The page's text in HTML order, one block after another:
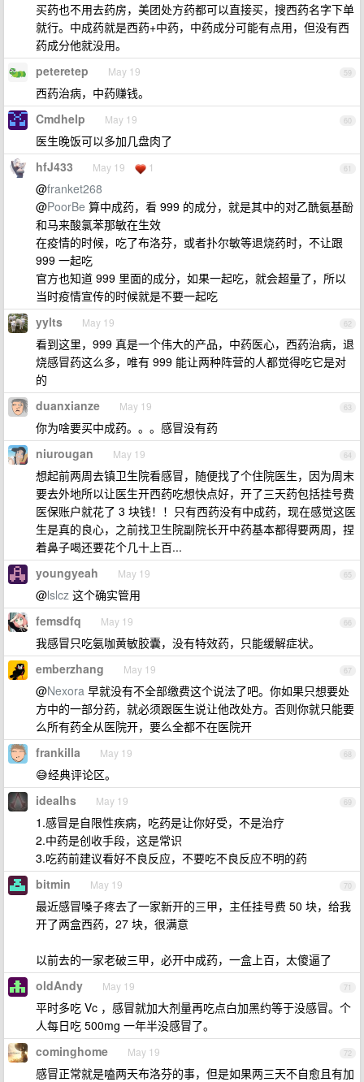
买药也不用去药房，美团处方药都可以直接买，搜西药名字下单
就行。中成药就是西药+中药，中药成分可能有点用，但没有西
药成分他就没用。
59
peteretep May 19
西药治病，中药赚钱。
60
Cmdhelp May 19
医生晚饭可以多加几盘肉了
61
hfJ433 May 19 1
@franket268
@PoorBe 算中成药，看 999 的成分，就是其中的对乙酰氨基酚
和马来酸氯苯那敏在生效
在疫情的时候，吃了布洛芬，或者扑尔敏等退烧药时，不让跟
999 一起吃
官方也知道 999 里面的成分，如果一起吃，就会超量了，所以
当时疫情宣传的时候就是不要一起吃
62
yylts May 19
看到这里，999 真是一个伟大的产品，中药医心，西药治病，退
烧感冒药这么多，唯有 999 能让两种阵营的人都觉得吃它是对
的
63
duanxianze May 19
你为啥要买中成药。。。感冒没有药
64
niurougan May 19
想起前两周去镇卫生院看感冒，随便找了个住院医生，因为周末
要去外地所以让医生开西药吃想快点好，开了三天药包括挂号费
医保账户就花了 3 块钱！！只有西药没有中成药，现在感觉这医
生是真的良心，之前找卫生院副院长开中药基本都得要两周，捏
着鼻子喝还要花个几十上百...
65
youngyeah May 19
@lslcz 这个确实管用
66
femsdfq May 19
我感冒只吃氨咖黄敏胶囊，没有特效药，只能缓解症状。
67
emberzhang May 19
@Nexora 早就没有不全部缴费这个说法了吧。你如果只想要处
方中的一部分药，就必须跟医生说让他改处方。否则你就只能要
么所有药全从医院开，要么全都不在医院开
68
frankilla May 19
😅经典评论区。
69
idealhs May 19
1.感冒是自限性疾病，吃药是让你好受，不是治疗
2.中药是创收手段，这是常识
3.吃药前建议看好不良反应，不要吃不良反应不明的药
70
bitmin May 19
最近感冒嗓子疼去了一家新开的三甲，主任挂号费 50 块，给我
开了两盒西药，27 块，很满意
以前去的一家老破三甲，必开中成药，一盒上百，太傻逼了
71
oldAndy May 19
平时多吃 Vc ，感冒就加大剂量再吃点白加黑约等于没感冒。个
人每日吃 500mg 一年半没感冒了。
72
cominghome May 19
感冒正常就是嗑两天布洛芬的事，但是如果两三天不自愈且有加